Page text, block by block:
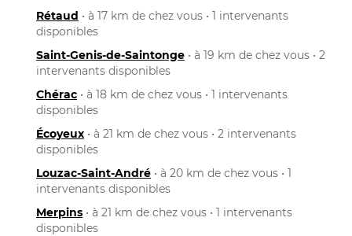
Rétaud • à 17 km de chez vous • 1 intervenants
disponibles
Saint-Genis-de-Saintonge • à 19 km de chez vous • 2
intervenants disponibles
Chérac • à 18 km de chez vous • 1 intervenants
disponibles
Écoyeux • à 21 km de chez vous • 2 intervenants
disponibles
Louzac-Saint-André • à 20 km de chez vous • 1
intervenants disponibles
Merpins • à 21 km de chez vous • 1 intervenants
disponibles